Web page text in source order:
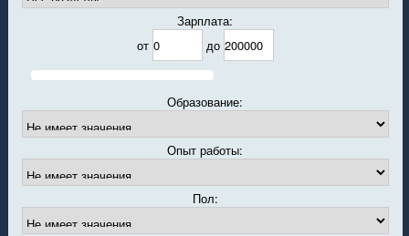
Зарплата:
от
до
Образование:
Опыт работы:
Пол: